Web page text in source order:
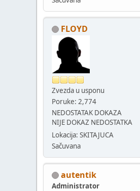
FLOYD
Zvezda u usponu
Poruke: 2,774
NEDOSTATAK DOKAZA
NIJE DOKAZ NEDOSTATKA
Lokacija: SKITAJUCA
Sačuvana
autentik
Administrator